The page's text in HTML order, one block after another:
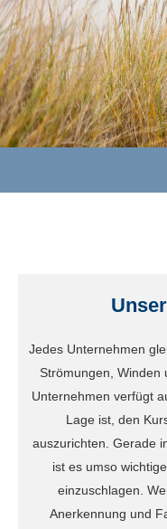
Jedes Unternehmen
Strömungen, Winden
Unternehmen verfügt
Lage ist, den
auszurichten. Gerade
ist es umso
einzuschlagen.
Anerkennung und